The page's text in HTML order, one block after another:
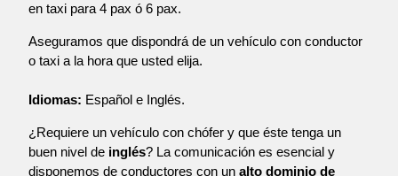
en taxi para 4 pax ó 6 pax.
Aseguramos que dispondrá de un vehículo con conductor
o taxi a la hora que usted elija.
Idiomas: Español e Inglés.
¿Requiere un vehículo con chófer y que éste tenga un
buen nivel de inglés? La comunicación es esencial y
disponemos de conductores con un alto dominio de